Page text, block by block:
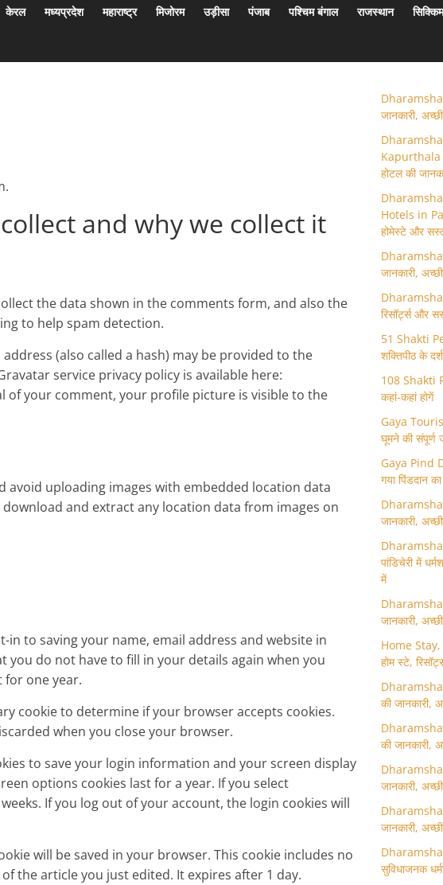
केरल मध्यप्रदेश महाराष्ट्र मिजोरम उड़ीसा पंजाब पश्चिम बंगाल राजस्थान सिक्किम
and why we collect it
the data shown in the comments form, and also the
to help spam detection.
(also called a hash) may be provided to the
service privacy policy is available here:
your comment, your profile picture is visible to the
avoid uploading images with embedded location data
download and extract any location data from images on
to saving your name, email address and website in
you do not have to fill in your details again when you
for one year.
cookie to determine if your browser accepts cookies.
when you close your browser.
to save your login information and your screen display
options cookies last for a year. If you select
If you log out of your account, the login cookies will
will be saved in your browser. This cookie includes no
the article you just edited. It expires after 1 day.
जानकारी,
Kapurthala
होटल की
Hotels in
होमेस्टे और
जानकारी,
रिसॉर्ट्स और
51 Shakti
शक्तिपीठ के
108 Shakti
कहां-कहां होगें
Gaya
घूमने की संपूर्ण
Gaya Pind
गया पिंडदान
जानकारी,
पांडिचेरी में
में
जानकारी,
Home
होम स्‍टे,
की जानकारी,
की जानकारी,
जानकारी,
जानकारी,
सुविधाजनक